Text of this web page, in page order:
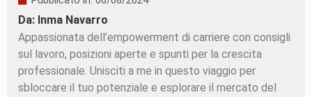
Da: Inma Navarro
Appassionata dell’empowerment di carriere con consigli
sul lavoro, posizioni aperte e spunti per la crescita
professionale. Unisciti a me in questo viaggio per
sbloccare il tuo potenziale e esplorare il mercato del